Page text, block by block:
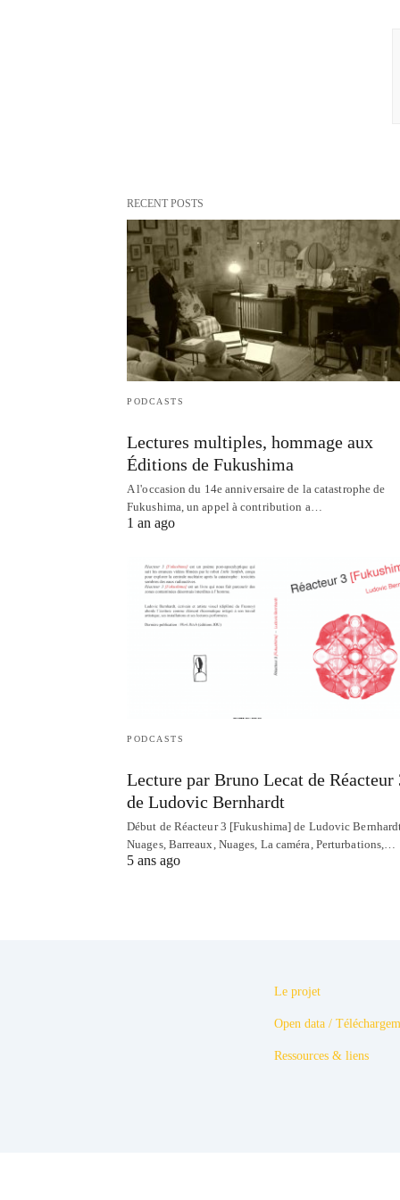
RECENT POSTS
PODCASTS
Lectures multiples, hommage aux
Éditions de Fukushima
A l'occasion du 14e anniversaire de la catastrophe de
Fukushima, un appel à contribution a…
1 an ago
PODCASTS
Lecture par Bruno Lecat de Réacteur
de Ludovic Bernhardt
Début de Réacteur 3 [Fukushima] de Ludovic
Nuages, Barreaux, Nuages, La caméra, Perturbations,…
5 ans ago
Le projet
Open data /
Ressources & liens